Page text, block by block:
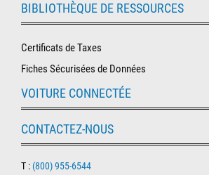
BIBLIOTHÈQUE DE RESSOURCES
Certificats de Taxes
Fiches Sécurisées de Données
VOITURE CONNECTÉE
CONTACTEZ-NOUS
T : (800) 955-6544